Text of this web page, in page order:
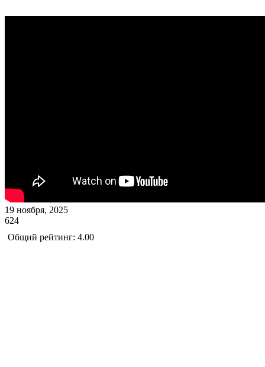
19 ноября, 2025
624
Общий рейтинг: 4.00